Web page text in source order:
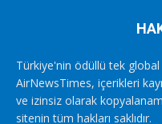
Türkiye'nin ödüllü tek global
AirNewsTimes, içerikleri
ve izinsiz olarak
sitenin tüm hakları saklıdır.